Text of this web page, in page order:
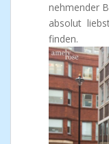
nehmender
absolut
finden.